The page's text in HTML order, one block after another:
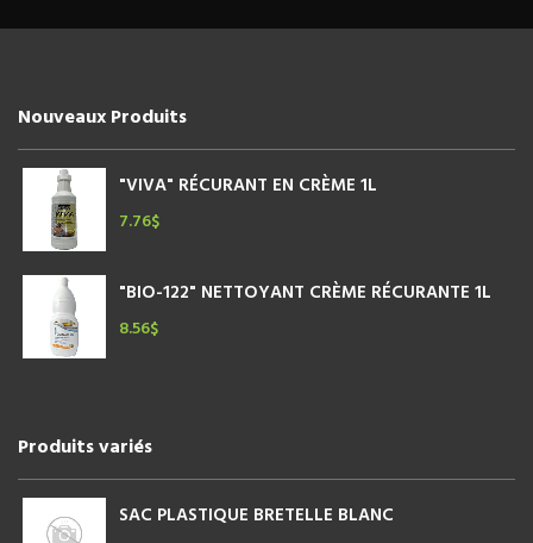
Nouveaux Produits
"VIVA" RÉCURANT EN CRÈME 1L
7.76$
"BIO-122" NETTOYANT CRÈME RÉCURANTE 1L
8.56$
Produits variés
SAC PLASTIQUE BRETELLE BLANC